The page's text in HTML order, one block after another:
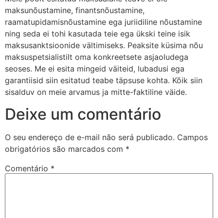
maksunõustamine, finantsnõustamine,
raamatupidamisnõustamine ega juriidiline nõustamine
ning seda ei tohi kasutada teie ega ükski teine isik
maksusanktsioonide vältimiseks. Peaksite küsima nõu
maksuspetsialistilt oma konkreetsete asjaoludega
seoses. Me ei esita mingeid väiteid, lubadusi ega
garantiisid siin esitatud teabe täpsuse kohta. Kõik siin
sisalduv on meie arvamus ja mitte-faktiline väide.
Deixe um comentário
O seu endereço de e-mail não será publicado. Campos
obrigatórios são marcados com *
Comentário *